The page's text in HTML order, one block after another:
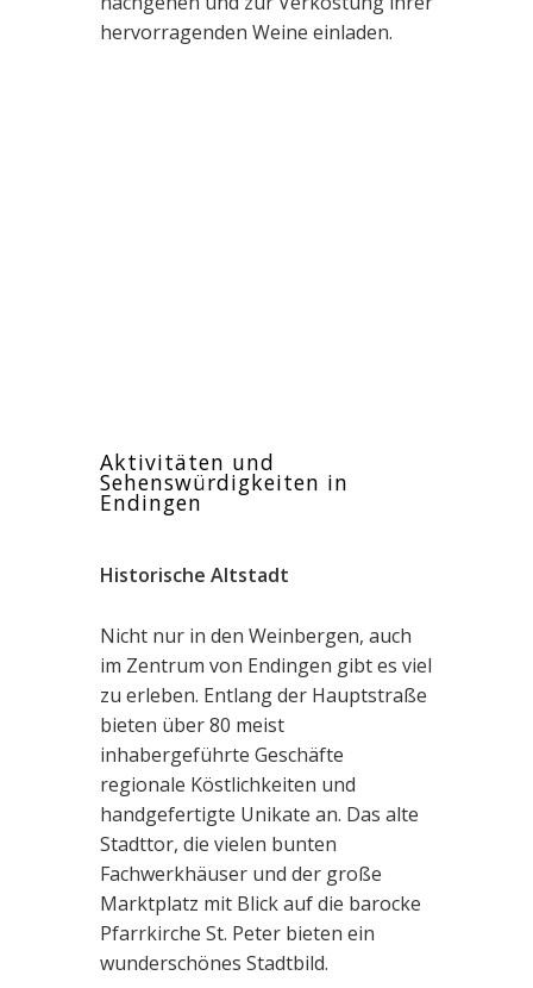
hervorragenden Weine einladen.
Aktivitäten und
Sehenswürdigkeiten in
Endingen
Historische Altstadt
Nicht nur in den Weinbergen, auch
im Zentrum von Endingen gibt es viel
zu erleben. Entlang der Hauptstraße
bieten über 80 meist
inhabergeführte Geschäfte
regionale Köstlichkeiten und
handgefertigte Unikate an. Das alte
Stadttor, die vielen bunten
Fachwerkhäuser und der große
Marktplatz mit Blick auf die barocke
Pfarrkirche St. Peter bieten ein
wunderschönes Stadtbild.